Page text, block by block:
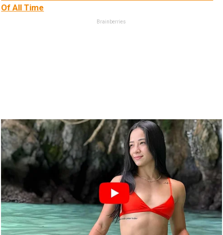
Of All Time
Brainberries